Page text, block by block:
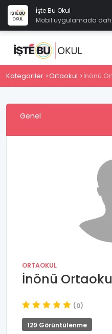
İşte Bu Okul
Mobil uygulamada
Kategoriler Ortaokul İnönü
Genel
ORTAOKUL
İnönü
(0)
129 Görüntülenme